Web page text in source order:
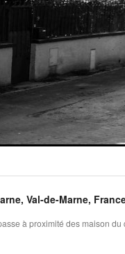
Val-de-Marne,
à proximité des maison